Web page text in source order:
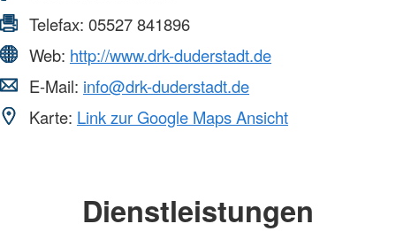
Telefax: 05527 841896
Web: http://www.drk-duderstadt.de
E-Mail: info@drk-duderstadt.de
Karte: Link zur Google Maps Ansicht
Dienstleistungen